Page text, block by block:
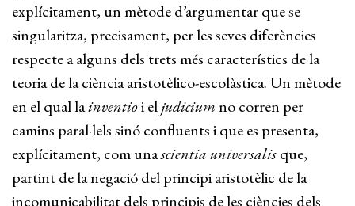
explícitament, un mètode d’argumentar que se
singularitza, precisament, per les seves diferències
respecte a alguns dels trets més característics de la
teoria de la ciència aristotèlico-escolàstica. Un mètode
en el qual lainventioi eljudiciumno corren per
camins paral·lels sinó confluents i que es presenta,
explícitament, com unascientia universalisque,
partint de la negació del principi aristotèlic de la
incomunicabilitat dels principis de les ciències dels